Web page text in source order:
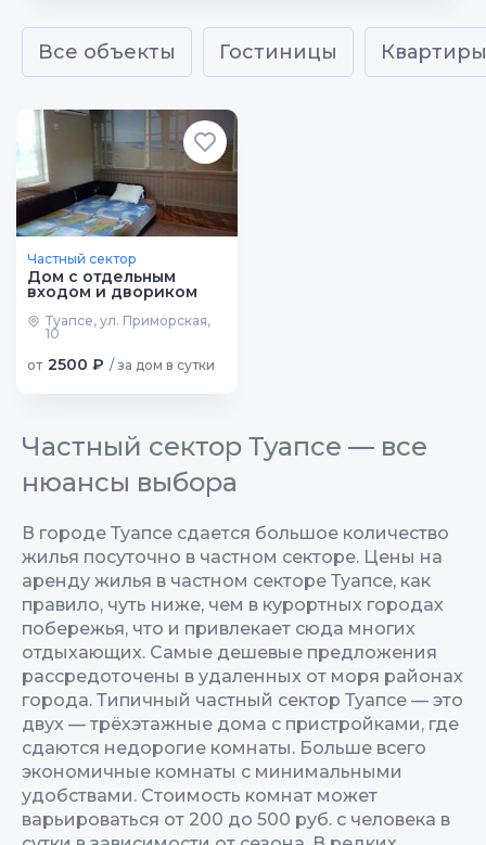
Все объекты Гостиницы Квартиры
Частный сектор
Дом с отдельным
входом и двориком
Туапсе, ул. Приморская,
10
от 2500 ₽ / за дом в сутки
Частный сектор Туапсе — все
нюансы выбора
В городе Туапсе сдается большое количество
жилья посуточно в частном секторе. Цены на
аренду жилья в частном секторе Туапсе, как
правило, чуть ниже, чем в курортных городах
побережья, что и привлекает сюда многих
отдыхающих. Самые дешевые предложения
рассредоточены в удаленных от моря районах
города. Типичный частный сектор Туапсе — это
двух — трёхэтажные дома с пристройками, где
сдаются недорогие комнаты. Больше всего
экономичные комнаты с минимальными
удобствами. Стоимость комнат может
варьироваться от 200 до 500 руб. с человека в